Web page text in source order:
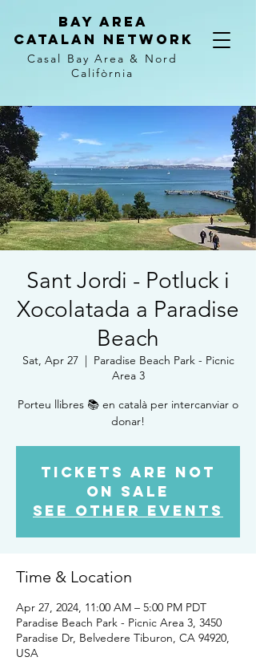
Bay Area
Catalan Network
Casal Bay Area & Nord
Califòrnia
Sant Jordi - Potluck i
Xocolatada a Paradise
Beach
Sat, Apr 27
  |
Paradise Beach Park - Picnic
Area 3
Porteu llibres 📚 en català per intercanviar o
donar!
Tickets Are Not
on Sale
See other events
Time & Location
Apr 27, 2024, 11:00 AM – 5:00 PM PDT
Paradise Beach Park - Picnic Area 3, 3450
Paradise Dr, Belvedere Tiburon, CA 94920,
USA